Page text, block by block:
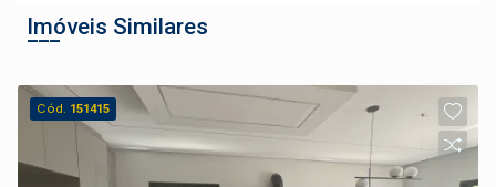
Imóveis Similares
Cód. 151415